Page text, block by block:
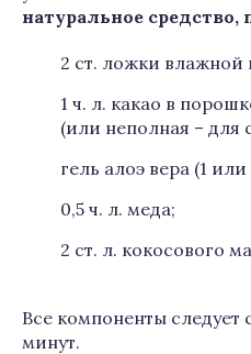
натуральное средство,
2 ст. ложки
1 ч. л. какао в
(или неполная – для
гель алоэ вера (1
0,5 ч. л. меда;
2 ст. л. кокосового
Все компоненты следует
минут.